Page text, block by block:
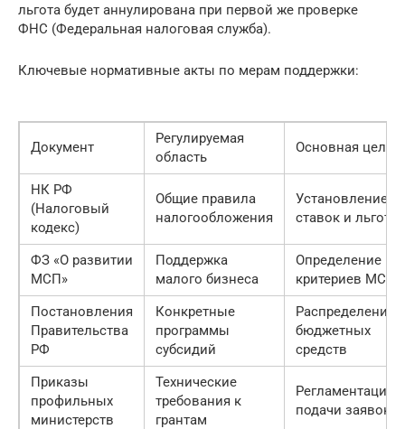
льгота будет аннулирована при первой же проверке
ФНС (Федеральная налоговая служба).
Ключевые нормативные акты по мерам поддержки:
Документ
Регулируемая
область
Основная цель
НК РФ
(Налоговый
кодекс)
Общие правила
налогообложения
Установление
ставок и льгот
ФЗ «О развитии
МСП»
Поддержка
малого бизнеса
Определение
критериев МСП
Постановления
Правительства
РФ
Конкретные
программы
субсидий
Распределение
бюджетных
средств
Приказы
профильных
министерств
Технические
требования к
грантам
Регламентация
подачи заявок